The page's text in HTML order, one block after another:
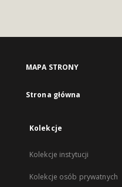
MAPA STRONY
Strona główna
Kolekcje
Kolekcje instytucji
Kolekcje osób prywatnych